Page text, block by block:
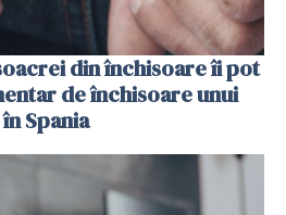
din închisoare îi pot
de închisoare unui
Spania